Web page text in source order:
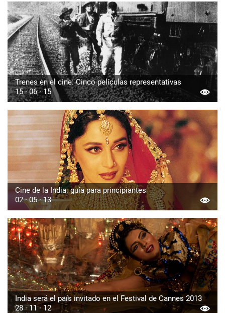
Trenes en el cine: Cinco películas representativas
15 · 06 · 15
Cine de la India: guía para principiantes
02 · 05 · 13
India será el país invitado en el Festival de Cannes 2013
28 · 11 · 12